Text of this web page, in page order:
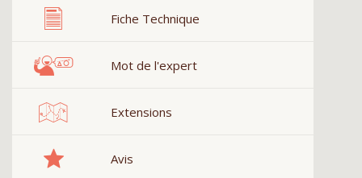
Fiche Technique
Mot de l'expert
Extensions
Avis